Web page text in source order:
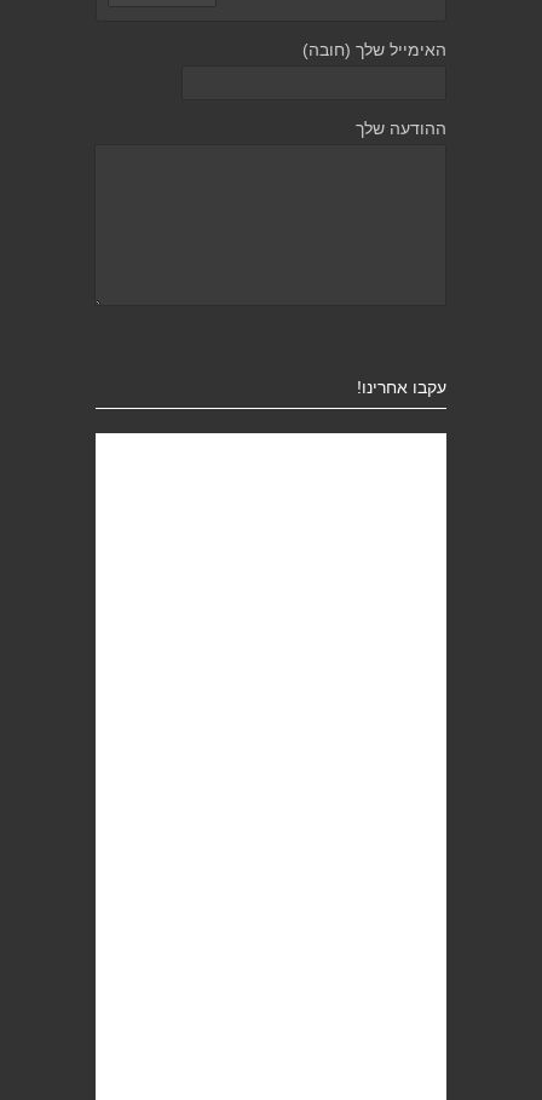
האימייל שלך (חובה)
ההודעה שלך
עקבו אחרינו!